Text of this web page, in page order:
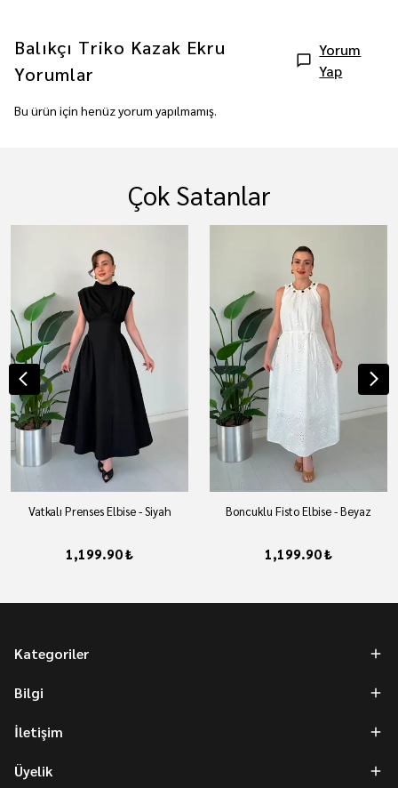
Balıkçı Triko Kazak Ekru
Yorumlar
Yorum
Yap
Bu ürün için henüz yorum yapılmamış.
Çok Satanlar
Vatkalı Prenses Elbise - Siyah
1,199.90 ₺
Boncuklu Fisto Elbise - Beyaz
1,199.90 ₺
Kategoriler
Bilgi
İletişim
Üyelik